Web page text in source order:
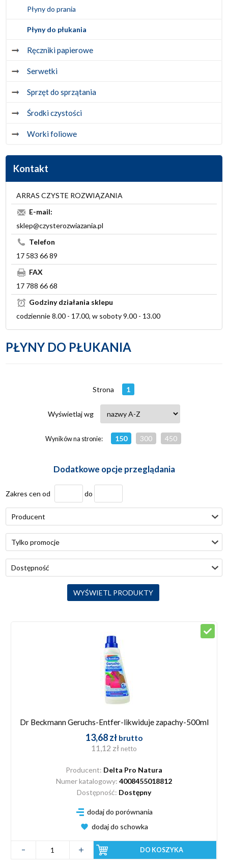
Płyny do prania
Płyny do płukania
Ręczniki papierowe
Serwetki
Sprzęt do sprzątania
Środki czystości
Worki foliowe
Kontakt
ARRAS CZYSTE ROZWIĄZANIA
E-mail:
sklep@czysterozwiazania.pl
Telefon
17 583 66 89
FAX
17 788 66 68
Godziny działania sklepu
codziennie 8.00 - 17.00, w soboty 9.00 - 13.00
PŁYNY DO PŁUKANIA
Strona 1
Wyświetlaj wg
Wyników na stronie: 150 300 450
Dodatkowe opcje przeglądania
Zakres cen od do
Producent
Tylko promocje
Dostępność
Dr Beckmann Geruchs-Entfer-likwiduje zapachy-500ml
13,68 zł brutto
11,12 zł netto
Producent: Delta Pro Natura
Numer katalogowy: 4008455018812
Dostępność: Dostępny
dodaj do porównania
dodaj do schowka
DO KOSZYKA